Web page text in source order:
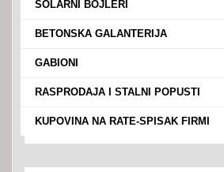
SOLARNI BOJLERI
BETONSKA GALANTERIJA
GABIONI
RASPRODAJA I STALNI POPUSTI
KUPOVINA NA RATE-SPISAK FIRMI